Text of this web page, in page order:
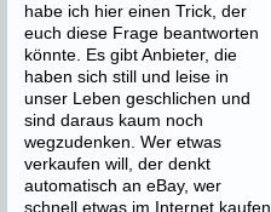
habe ich hier einen Trick, der
euch diese Frage beantworten
könnte. Es gibt Anbieter, die
haben sich still und leise in
unser Leben geschlichen und
sind daraus kaum noch
wegzudenken. Wer etwas
verkaufen will, der denkt
automatisch an eBay, wer
schnell etwas im Internet kaufen